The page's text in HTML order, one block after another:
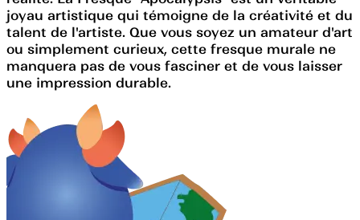
joyau artistique qui témoigne de la créativité et du
talent de l'artiste. Que vous soyez un amateur d'art
ou simplement curieux, cette fresque murale ne
manquera pas de vous fasciner et de vous laisser
une impression durable.